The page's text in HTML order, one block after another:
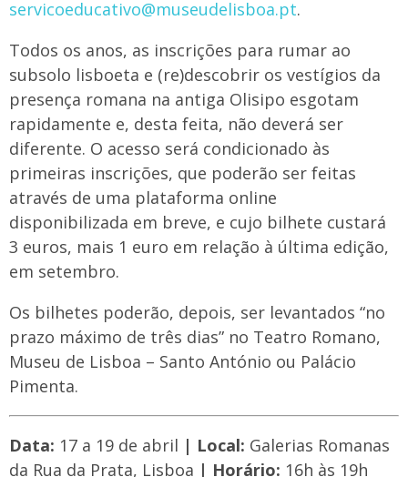
servicoeducativo@museudelisboa.pt.
Todos os anos, as inscrições para rumar ao
subsolo lisboeta e (re)descobrir os vestígios da
presença romana na antiga Olisipo esgotam
rapidamente e, desta feita, não deverá ser
diferente. O acesso será condicionado às
primeiras inscrições, que poderão ser feitas
através de uma plataforma online
disponibilizada em breve, e cujo bilhete custará
3 euros, mais 1 euro em relação à última edição,
em setembro.
Os bilhetes poderão, depois, ser levantados “no
prazo máximo de três dias” no Teatro Romano,
Museu de Lisboa – Santo António ou Palácio
Pimenta.
Data: 17 a 19 de abril | Local: Galerias Romanas
da Rua da Prata, Lisboa | Horário: 16h às 19h